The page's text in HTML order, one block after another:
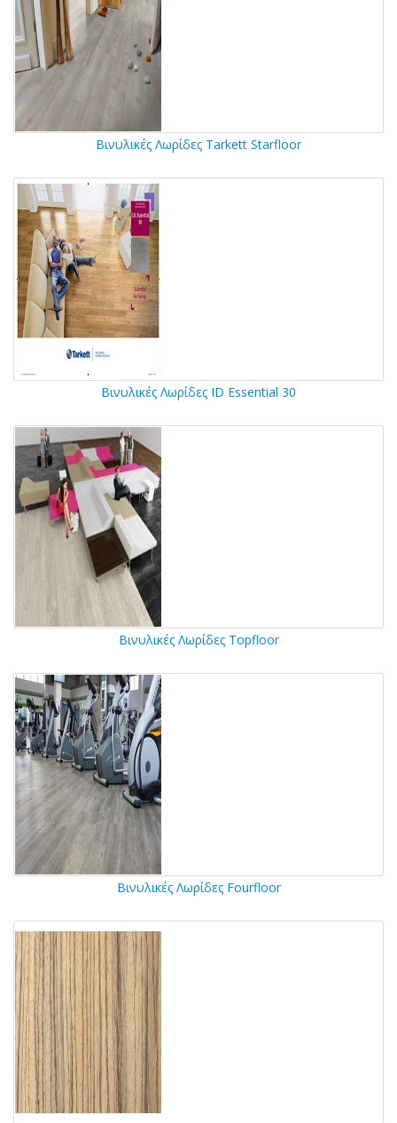
Βινυλικές Λωρίδες Tarkett Starfloor
Βινυλικές Λωρίδες ID Essential 30
Βινυλικές Λωρίδες Topfloor
Βινυλικές Λωρίδες Fourfloor